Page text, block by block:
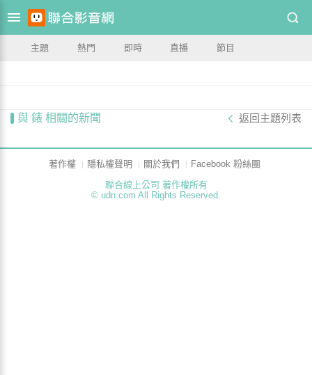
主題 熱門 即時 直播 節目
與 錶 相關的新聞 返回主題列表
著作權 隱私權聲明 關於我們
Facebook 粉絲團
聯合線上公司 著作權所有
© udn.com All Rights Reserved.